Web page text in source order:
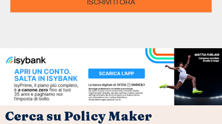
ISCRIVITI ORA
Cerca su Policy Maker